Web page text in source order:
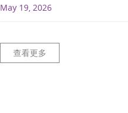
May 19, 2026
查看更多